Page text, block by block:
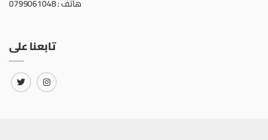
هاتف : 0799061048
تابعنا على